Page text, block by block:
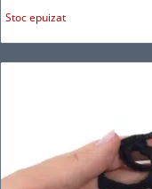
Stoc epuizat